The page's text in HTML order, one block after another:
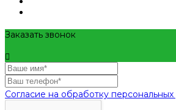
Заказать звонок
Согласие на обработку